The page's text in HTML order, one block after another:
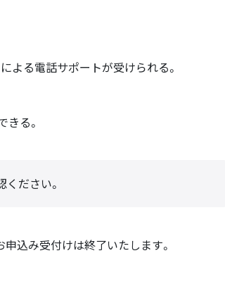
よる電話サポートが受けられる。
る。
ください。
申込み受付けは終了いたします。